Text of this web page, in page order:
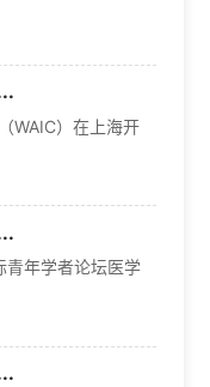
WAIC）在上海开
青年学者论坛医学